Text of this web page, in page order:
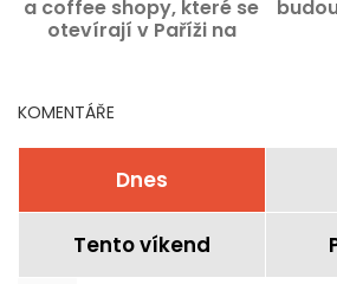
a coffee shopy, které se
otevírají v Paříži na
KOMENTÁŘE
Dnes
Tento víkend